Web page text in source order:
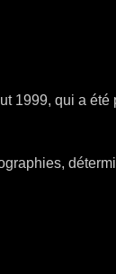
1999, qui a été